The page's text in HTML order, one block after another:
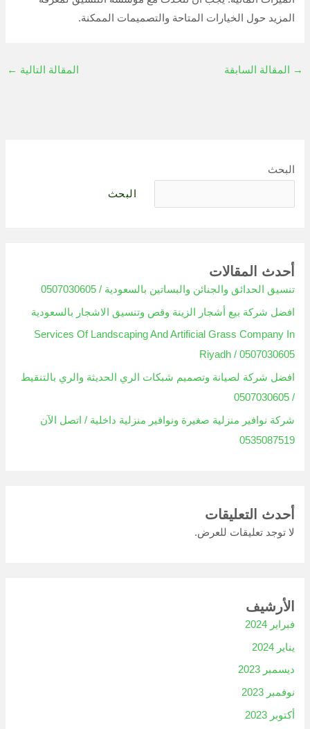
البحث
البحث
أحدث المقالات
تنسيق الحدائق والجنائن والبساتين بالسعودية / 0507030605
افضل شركة بيع أشجار الزينة وقص وتنسيق الاشجار بالسعودية
Services Of Landscaping And Artificial Grass Company In
Riyadh / 0507030605
افضل شركة لصيانة وتصميم شبكات الري الحديثة والري بالتنقيط
/ 0507030605
شركة نوافير منزلية صغيرة ونوافير منزلية داخلية / اتصل الآن
0535087519
أحدث التعليقات
لا توجد تعليقات للعرض.
الأرشيف
فبراير 2024
يناير 2024
ديسمبر 2023
نوفمبر 2023
أكتوبر 2023
المزيد حول الخيارات المتاحة والتصميمات الممكنة.
→ المقالة السابقة المقالة التالية ←